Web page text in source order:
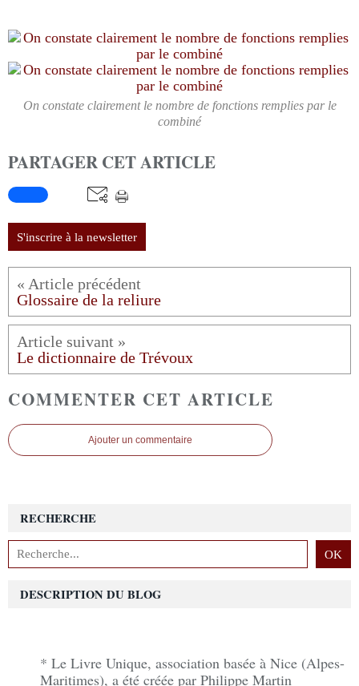
On constate clairement le nombre de fonctions remplies par le
combiné
PARTAGER CET ARTICLE
S'inscrire à la newsletter
Glossaire de la reliure
Le dictionnaire de Trévoux
COMMENTER CET ARTICLE
Ajouter un commentaire
RECHERCHE
DESCRIPTION DU BLOG
* Le Livre Unique, association basée à Nice (Alpes-
Maritimes), a été créée par Philippe Martin